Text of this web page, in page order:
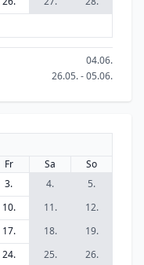
04.06.
26.05. - 05.06.
Fr Sa
So
3. 4.
5.
10. 11.
12.
17. 18.
19.
24. 25.
26.